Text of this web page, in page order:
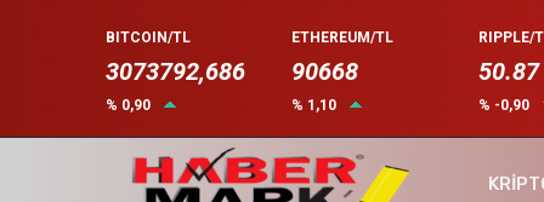
BITCOIN/TL
3073792,686
% 0,90
ETHEREUM/TL
90668
% 1,10
RIPPLE/
50.87
% -0,90